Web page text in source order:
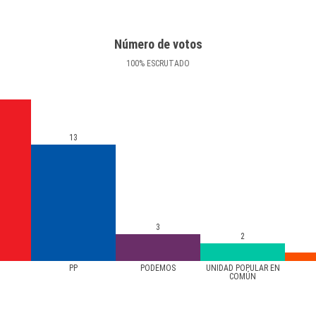
Número de votos
100% ESCRUTADO
PP PODEMOS
UNIDAD POPULAR EN
COMÚN
13
3
2